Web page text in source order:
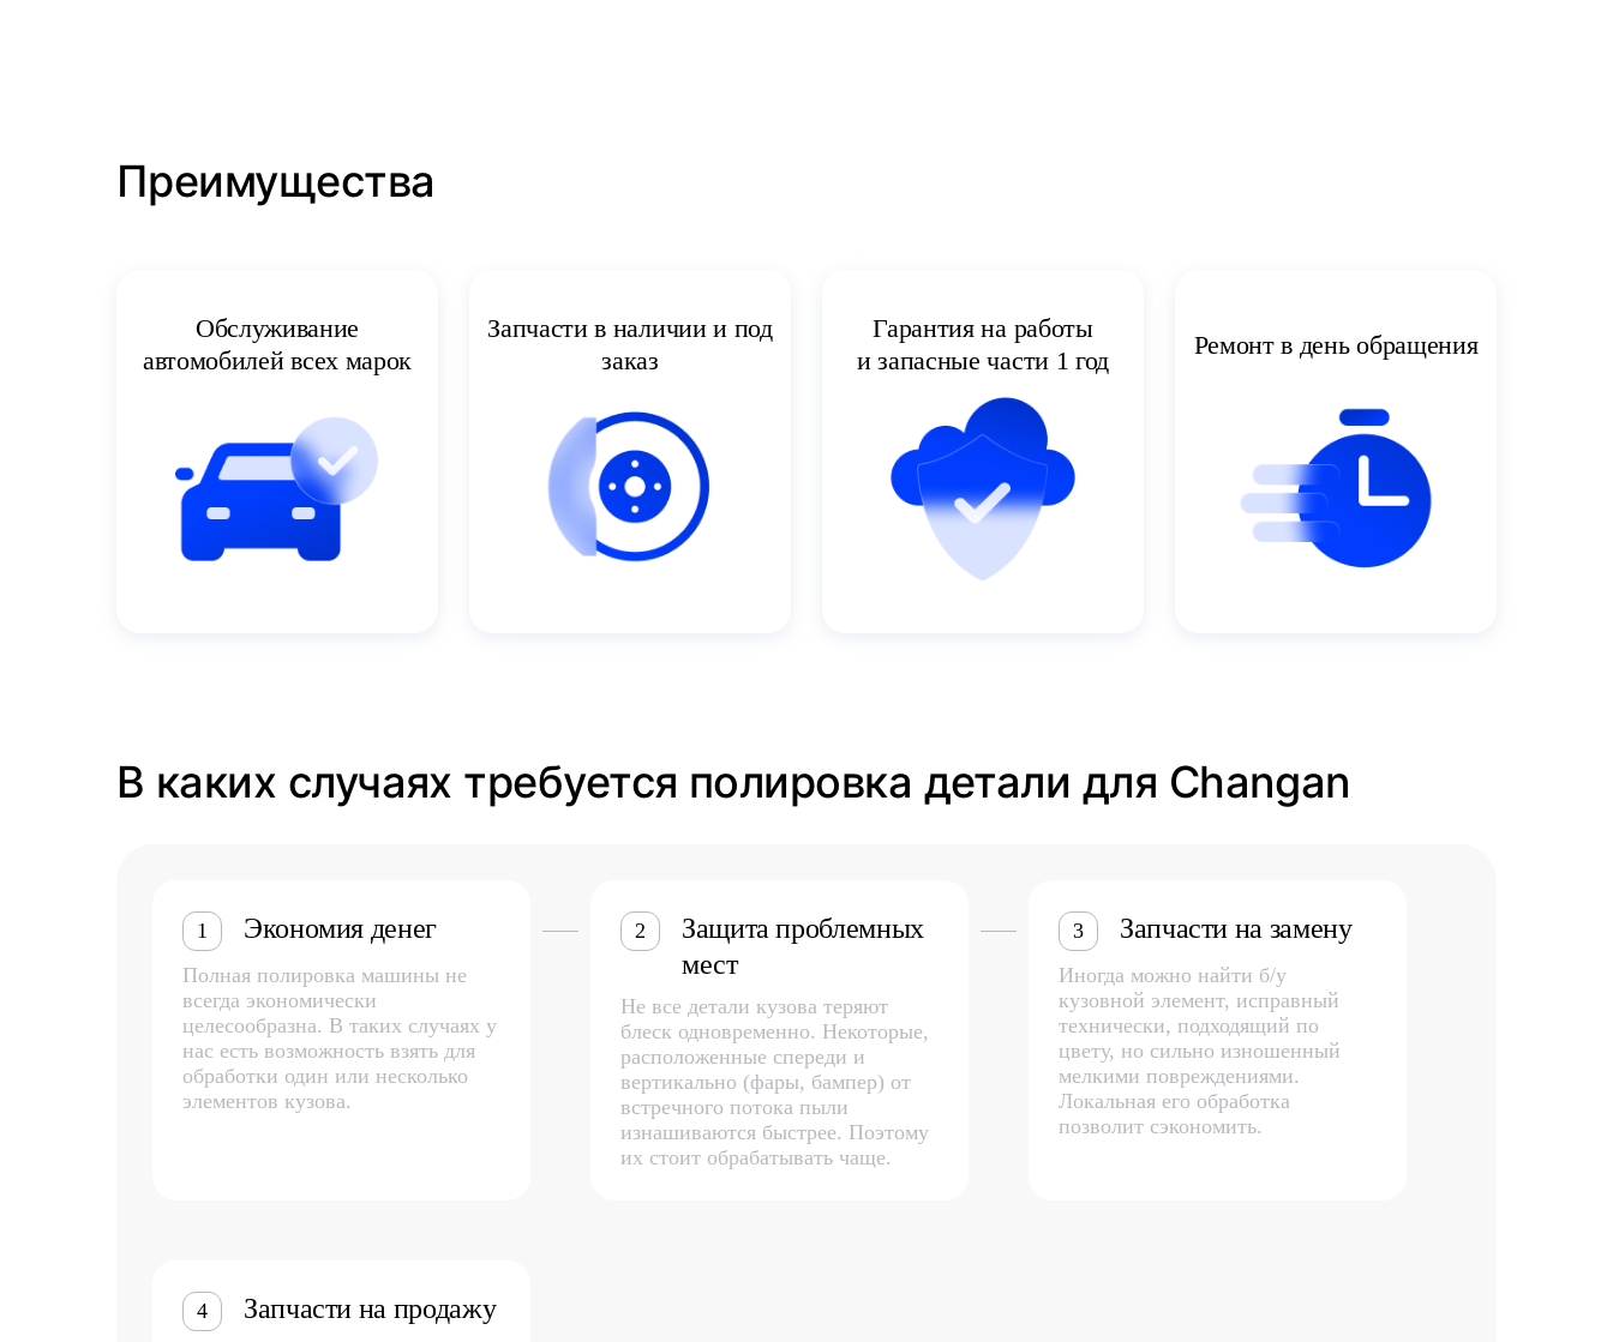
Преимущества
Обслуживание
автомобилей всех марок
Запчасти в наличии и под
заказ
Гарантия на работы
и запасные части 1 год
Ремонт в день обращения
В каких случаях требуется полировка детали для Changan
1 Экономия денег
Полная полировка машины не
всегда экономически
целесообразна. В таких случаях у
нас есть возможность взять для
обработки один или несколько
элементов кузова.
2
Защита проблемных
мест
Не все детали кузова теряют
блеск одновременно. Некоторые,
расположенные спереди и
вертикально (фары, бампер) от
встречного потока пыли
изнашиваются быстрее. Поэтому
их стоит обрабатывать чаще.
3 Запчасти на замену
Иногда можно найти б/у
кузовной элемент, исправный
технически, подходящий по
цвету, но сильно изношенный
мелкими повреждениями.
Локальная его обработка
позволит сэкономить.
4 Запчасти на продажу